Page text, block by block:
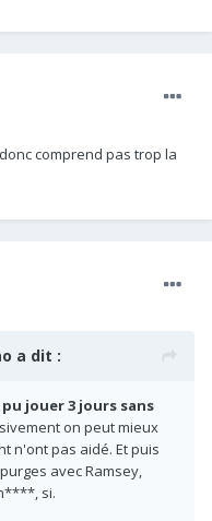
comprend pas trop la
a dit :
jouer 3 jours sans
on peut mieux
n'ont pas aidé. Et puis
avec Ramsey,
si.